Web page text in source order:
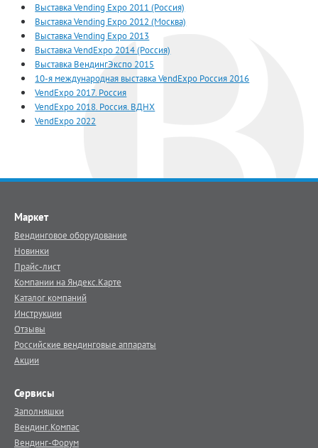
Выставка Vending Expo 2011 (Россия)
Выставка Vending Expo 2012 (Москва)
Выставка Vending Expo 2013
Выставка VendExpo 2014 (Россия)
Выставка ВендингЭкспо 2015
10-я международная выставка VendExpo Россия 2016
VendExpo 2017. Россия
VendExpo 2018. Россия. ВДНХ
VendExpo 2022
Маркет
Вендинговое оборудование
Новинки
Прайс-лист
Компании на Яндекс.Карте
Каталог компаний
Инструкции
Отзывы
Российские вендинговые аппараты
Акции
Сервисы
Заполняшки
Вендинг.Компас
Вендинг-Форум